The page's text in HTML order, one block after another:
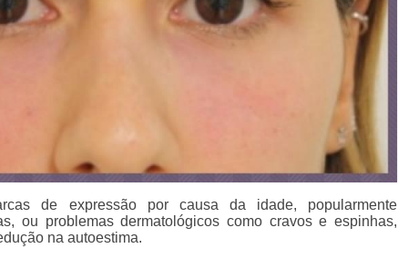
de expressão por causa da idade, popularmente
ou problemas dermatológicos como cravos e espinhas,
na autoestima.